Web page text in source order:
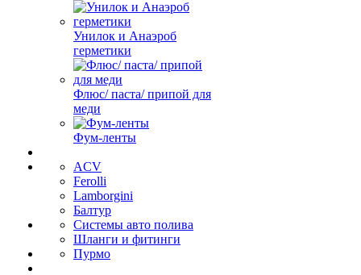
Унилок и Анаэроб
герметики
Флюс/ паста/ припой для
меди
Фум-ленты
ACV
Ferolli
Lamborgini
Балтур
Системы авто полива
Шланги и фитинги
Пурмо